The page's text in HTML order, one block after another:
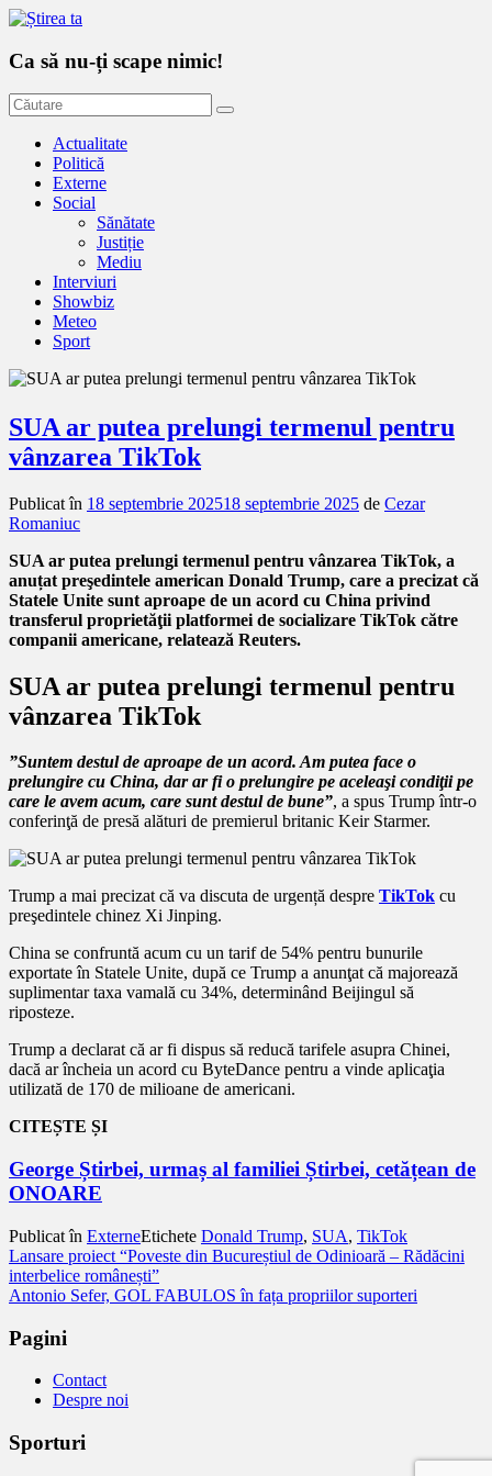
Ca să nu-ți scape nimic!
Actualitate
Politică
Externe
Social
Sănătate
Justiție
Mediu
Interviuri
Showbiz
Meteo
Sport
SUA ar putea prelungi termenul pentru
vânzarea TikTok
Publicat în 18 septembrie 202518 septembrie 2025 de Cezar
Romaniuc
SUA ar putea prelungi termenul pentru vânzarea TikTok, a
anuțat preşedintele american Donald Trump, care a precizat că
Statele Unite sunt aproape de un acord cu China privind
transferul proprietăţii platformei de socializare TikTok către
companii americane, relatează Reuters.
SUA ar putea prelungi termenul pentru
vânzarea TikTok
”Suntem destul de aproape de un acord. Am putea face o
prelungire cu China, dar ar fi o prelungire pe aceleaşi condiţii pe
care le avem acum, care sunt destul de bune”, a spus Trump într-o
conferinţă de presă alături de premierul britanic Keir Starmer.
Trump a mai precizat că va discuta de urgență despre TikTok cu
preşedintele chinez Xi Jinping.
China se confruntă acum cu un tarif de 54% pentru bunurile
exportate în Statele Unite, după ce Trump a anunţat că majorează
suplimentar taxa vamală cu 34%, determinând Beijingul să
riposteze.
Trump a declarat că ar fi dispus să reducă tarifele asupra Chinei,
dacă ar încheia un acord cu ByteDance pentru a vinde aplicaţia
utilizată de 170 de milioane de americani.
CITEȘTE ȘI
George Știrbei, urmaș al familiei Știrbei, cetățean de
ONOARE
Publicat în ExterneEtichete Donald Trump, SUA, TikTok
Navigare
în
Lansare proiect “Poveste din Bucureștiul de Odinioară – Rădăcini
interbelice românești”
Antonio Sefer, GOL FABULOS în fața propriilor suporteri
Pagini
Contact
Despre noi
Sporturi